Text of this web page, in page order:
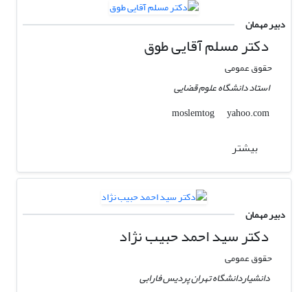
دبیر مهمان
دکتر مسلم آقایی طوق
حقوق عمومی
استاد دانشگاه علوم قضایی
moslemtog
yahoo.com
بیشتر
دبیر مهمان
دکتر سید احمد حبیب نژاد
حقوق عمومی
دانشیاردانشگاه تهران پردیس فارابی